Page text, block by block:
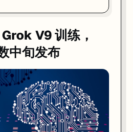
V9 训练，
中旬发布